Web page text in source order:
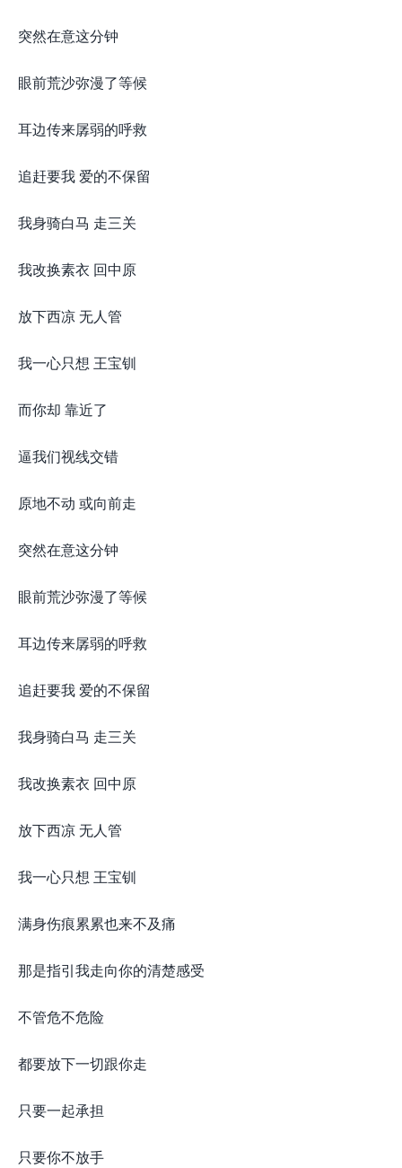
突然在意这分钟
眼前荒沙弥漫了等候
耳边传来孱弱的呼救
追赶要我 爱的不保留
我身骑白马 走三关
我改换素衣 回中原
放下西凉 无人管
我一心只想 王宝钏
而你却 靠近了
逼我们视线交错
原地不动 或向前走
突然在意这分钟
眼前荒沙弥漫了等候
耳边传来孱弱的呼救
追赶要我 爱的不保留
我身骑白马 走三关
我改换素衣 回中原
放下西凉 无人管
我一心只想 王宝钏
满身伤痕累累也来不及痛
那是指引我走向你的清楚感受
不管危不危险
都要放下一切跟你走
只要一起承担
只要你不放手